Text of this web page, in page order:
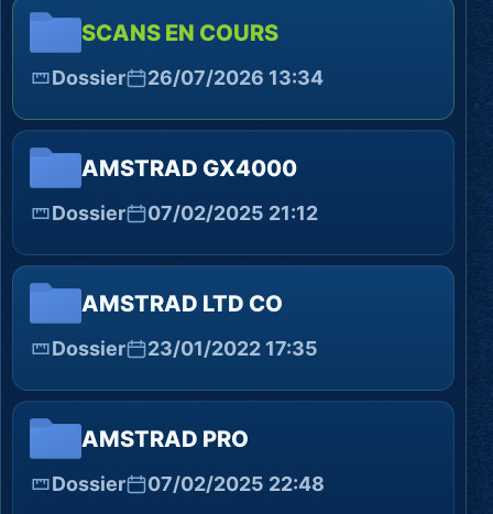
SCANS EN COURS
Dossier 26/07/2026 13:34
AMSTRAD GX4000
Dossier 07/02/2025 21:12
AMSTRAD LTD CO
Dossier 23/01/2022 17:35
AMSTRAD PRO
Dossier 07/02/2025 22:48